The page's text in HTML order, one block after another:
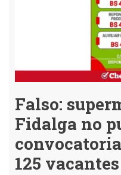
Falso:
Fidalga no
125 vacantes